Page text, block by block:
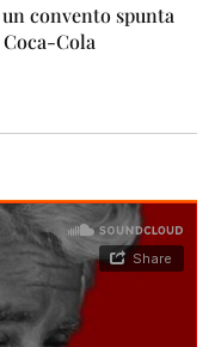
convento spunta
Cola